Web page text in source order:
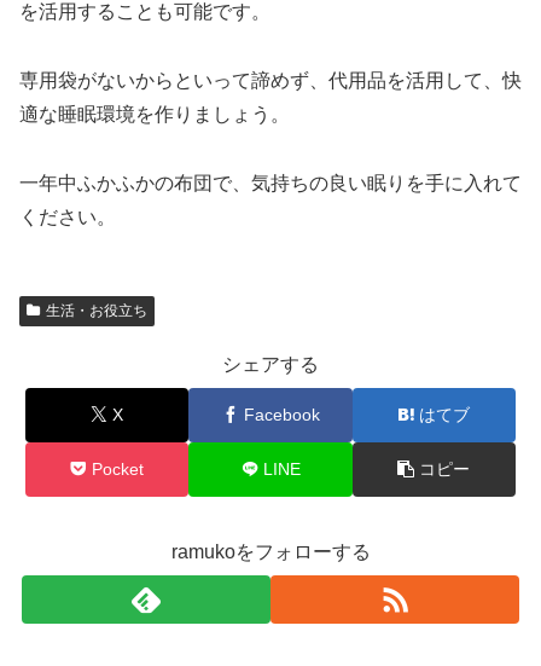
を活用することも可能です。
専用袋がないからといって諦めず、代用品を活用して、快
適な睡眠環境を作りましょう。
一年中ふかふかの布団で、気持ちの良い眠りを手に入れて
ください。
生活・お役立ち
シェアする
X Facebook はてブ
Pocket LINE コピー
ramukoをフォローする